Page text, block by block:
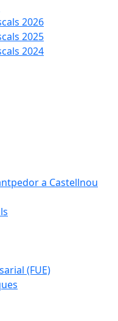
2026
2025
2024
a Castellnou
(FUE)